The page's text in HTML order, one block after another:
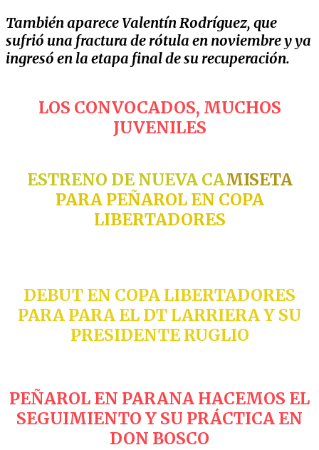
También aparece Valentín Rodríguez, que
sufrió una fractura de rótula en noviembre y ya
ingresó en la etapa final de su recuperación.
LOS CONVOCADOS, MUCHOS
JUVENILES
ESTRENO DE NUEVA CAMISETA
PARA PEÑAROL EN COPA
LIBERTADORES
DEBUT EN COPA LIBERTADORES
PARA PARA EL DT LARRIERA Y SU
PRESIDENTE RUGLIO
PEÑAROL EN PARANA HACEMOS EL
SEGUIMIENTO Y SU PRÁCTICA EN
DON BOSCO